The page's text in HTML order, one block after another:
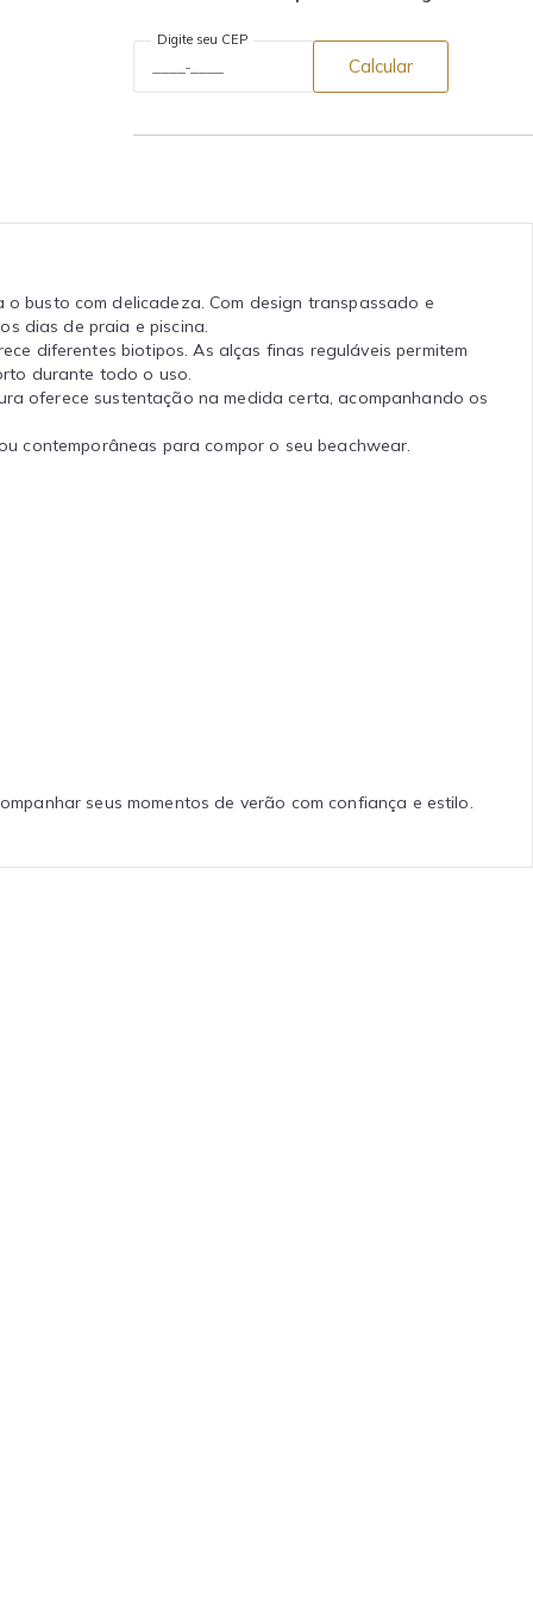
Digite seu CEP
Calcular
busto com delicadeza. Com design transpassado e
dias de praia e piscina.
diferentes biotipos. As alças finas reguláveis permitem
durante todo o uso.
oferece sustentação na medida certa, acompanhando os
contemporâneas para compor o seu beachwear.
seus momentos de verão com confiança e estilo.